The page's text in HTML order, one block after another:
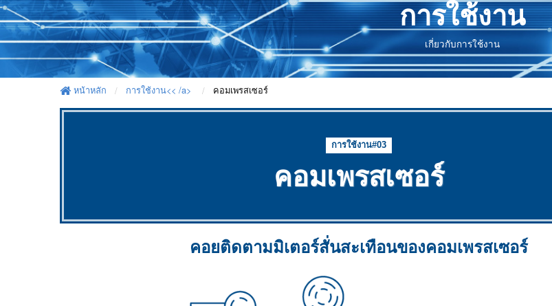
การใช้งาน
เกี่ยวกับการใช้งาน
หน้าหลัก การใช้งาน<< /a> คอมเพรสเซอร์
การใช้งาน#03
คอมเพรสเซอร์
คอยติดตามมิเตอร์สั่นสะเทือนของคอมเพรสเซอร์